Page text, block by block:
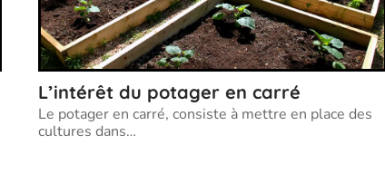
L’intérêt du potager en carré
Le potager en carré, consiste à mettre en place des
cultures dans…